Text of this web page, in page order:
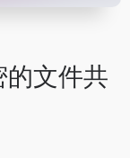
文件共